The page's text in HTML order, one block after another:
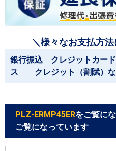
＼様々なお支払方
銀行振込 クレジットカー
ス クレジット（割賦）
PLZ-ERMP45ERをご覧に
ご覧になっています